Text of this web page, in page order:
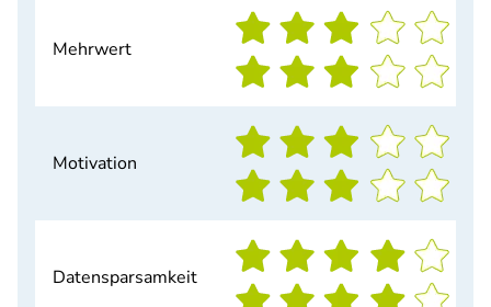
Mehrwert
Motivation
Datensparsamkeit